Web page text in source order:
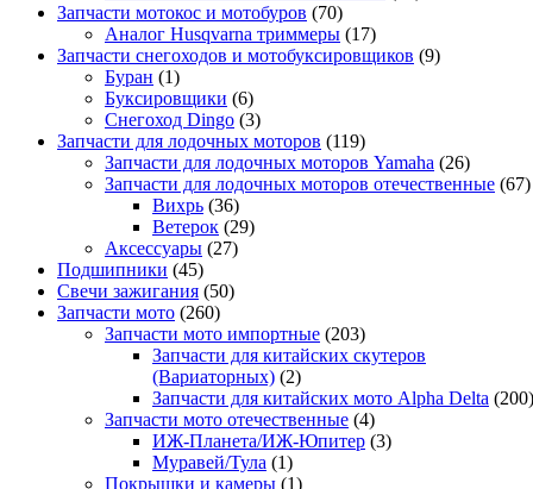
Запчасти мотокос и мотобуров (70)
Аналог Husqvarna триммеры (17)
Запчасти снегоходов и мотобуксировщиков (9)
Буран (1)
Буксировщики (6)
Снегоход Dingo (3)
Запчасти для лодочных моторов (119)
Запчасти для лодочных моторов Yamaha (26)
Запчасти для лодочных моторов отечественные (67)
Вихрь (36)
Ветерок (29)
Аксессуары (27)
Подшипники (45)
Свечи зажигания (50)
Запчасти мото (260)
Запчасти мото импортные (203)
Запчасти для китайских скутеров
(Вариаторных) (2)
Запчасти для китайских мото Alpha Delta (200)
Запчасти мото отечественные (4)
ИЖ-Планета/ИЖ-Юпитер (3)
Муравей/Тула (1)
Покрышки и камеры (1)